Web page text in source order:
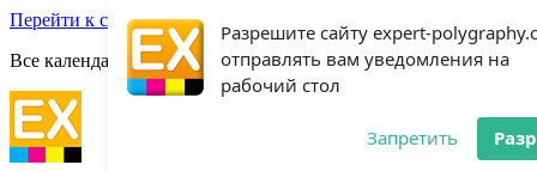
Разрешите сайту expert-
отправлять вам уведомления на
рабочий стол
Запретить
Перейти к содержимому
Все календари 2022: Посмотреть шаблоны!